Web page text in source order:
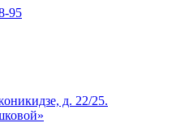
95
д. 22/25.